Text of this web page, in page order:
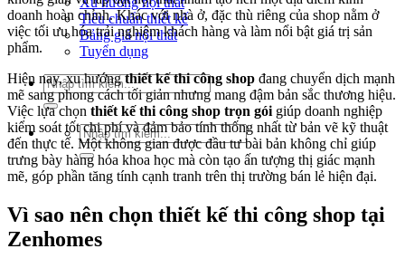
Tiêu chuẩn thiết kế
Bảng giá nội thất
Tuyển dụng
Tìm
kiếm:
Tìm
kiếm:
doanh hoàn chỉnh. Khác với nhà ở, đặc thù riêng của shop nằm ở
việc tối ưu hóa trải nghiệm khách hàng và làm nổi bật giá trị sản
phẩm.
Hiện nay, xu hướngthiết kế thi công shop đang chuyển dịch mạnh
mẽ sang phong cách tối giản nhưng mang đậm bản sắc thương hiệu.
Việc lựa chọn thiết kế thi công shop trọn gói giúp doanh nghiệp
kiểm soát tốt chi phí và đảm bảo tính thống nhất từ bản vẽ kỹ thuật
đến thực tế. Một không gian được đầu tư bài bản không chỉ giúp
trưng bày hàng hóa khoa học mà còn tạo ấn tượng thị giác mạnh
mẽ, góp phần tăng tính cạnh tranh trên thị trường bán lẻ hiện đại.
Vì sao nên chọn thiết kế thi công shop tại
Zenhomes